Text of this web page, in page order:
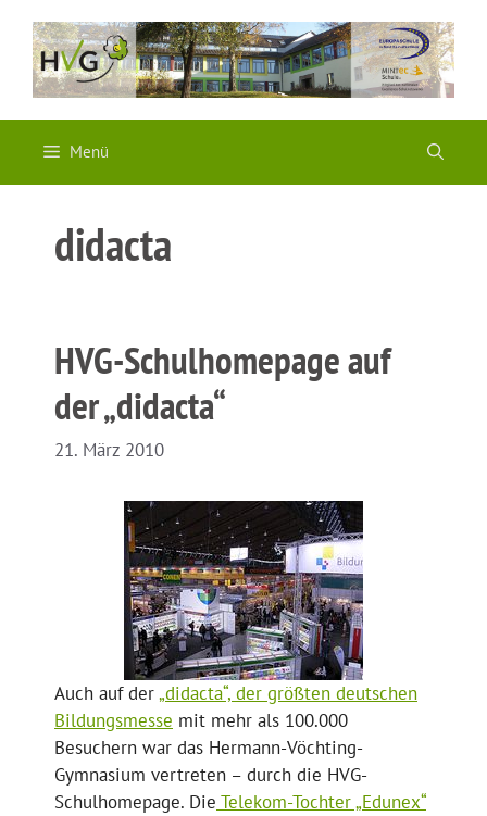
Inhalt
springen
Menü
didacta
HVG-Schulhomepage auf
der „didacta“
21. März 2010
Auch auf der„didacta“, der größten deutschen
Bildungsmesse mit mehr als 100.000
Besuchern war das Hermann-Vöchting-
Gymnasium vertreten – durch die HVG-
Schulhomepage. Die Telekom-Tochter „Edunex“